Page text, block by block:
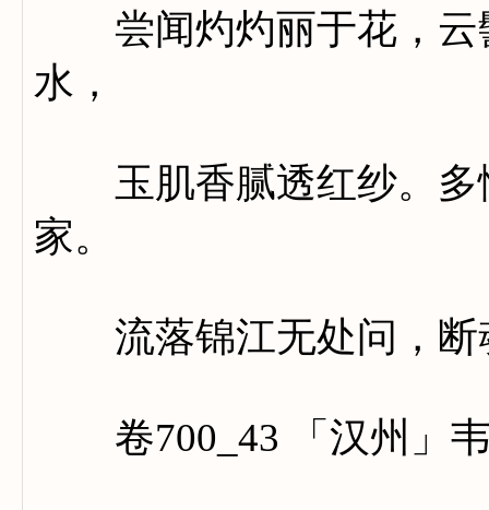
尝闻灼灼丽于花，云
水，
玉肌香腻透红纱。多
家。
流落锦江无处问，断
卷700_43 「汉州」